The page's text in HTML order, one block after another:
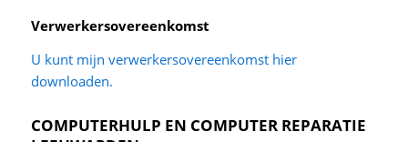
Verwerkersovereenkomst
U kunt mijn verwerkersovereenkomst hier
downloaden.
COMPUTERHULP EN COMPUTER REPARATIE